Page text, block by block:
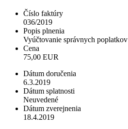
Číslo faktúry
036/2019
Popis plnenia
Vyúčtovanie správnych poplatkov
Cena
75,00 EUR
Dátum doručenia
6.3.2019
Dátum splatnosti
Neuvedené
Dátum zverejnenia
18.4.2019